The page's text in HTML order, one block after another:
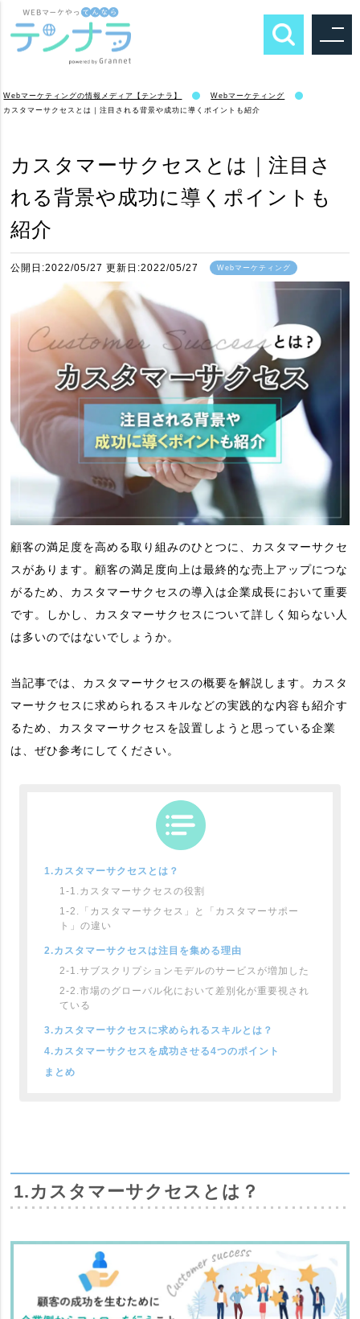
Webマーケティングの情報メディア【テンナラ】
Webマーケティング
カスタマーサクセスとは｜注目される背景や成功に導くポイントも紹介
カスタマーサクセスとは｜注目さ
れる背景や成功に導くポイントも
紹介
公開日:2022/05/27 更新日:2022/05/27 Webマーケティング
顧客の満足度を高める取り組みのひとつに、カスタマーサクセ
スがあります。顧客の満足度向上は最終的な売上アップにつな
がるため、カスタマーサクセスの導入は企業成長において重要
です。しかし、カスタマーサクセスについて詳しく知らない人
は多いのではないでしょうか。
当記事では、カスタマーサクセスの概要を解説します。カスタ
マーサクセスに求められるスキルなどの実践的な内容も紹介す
るため、カスタマーサクセスを設置しようと思っている企業
は、ぜひ参考にしてください。
1.カスタマーサクセスとは？
1-1.カスタマーサクセスの役割
1-2.「カスタマーサクセス」と「カスタマーサポー
ト」の違い
2.カスタマーサクセスは注目を集める理由
2-1.サブスクリプションモデルのサービスが増加した
2-2.市場のグローバル化において差別化が重要視され
ている
3.カスタマーサクセスに求められるスキルとは？
4.カスタマーサクセスを成功させる4つのポイント
まとめ
1.カスタマーサクセスとは？